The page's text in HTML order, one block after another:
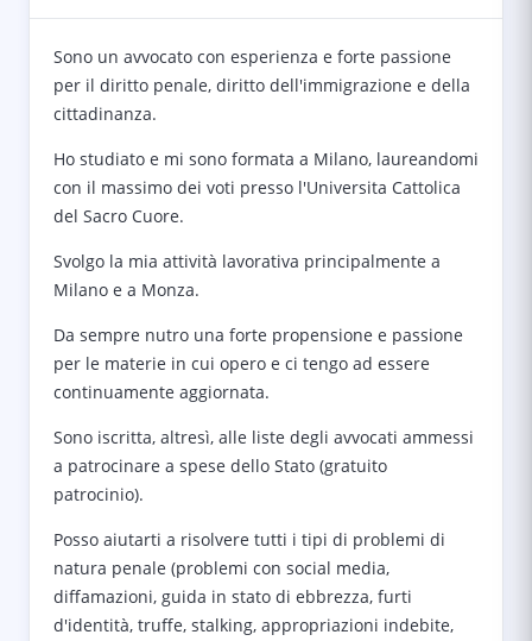
Sono un avvocato con esperienza e forte passione
per il diritto penale, diritto dell'immigrazione e della
cittadinanza.
Ho studiato e mi sono formata a Milano, laureandomi
con il massimo dei voti presso l'Universita Cattolica
del Sacro Cuore.
Svolgo la mia attività lavorativa principalmente a
Milano e a Monza.
Da sempre nutro una forte propensione e passione
per le materie in cui opero e ci tengo ad essere
continuamente aggiornata.
Sono iscritta, altresì, alle liste degli avvocati ammessi
a patrocinare a spese dello Stato (gratuito
patrocinio).
Posso aiutarti a risolvere tutti i tipi di problemi di
natura penale (problemi con social media,
diffamazioni, guida in stato di ebbrezza, furti
d'identità, truffe, stalking, appropriazioni indebite,